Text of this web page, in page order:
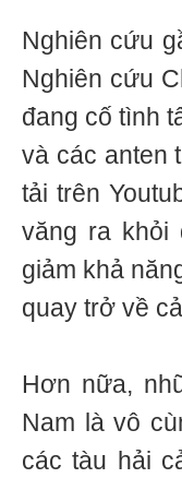
Nghiên cứu
Nghiên cứu
đang cố tình
và các anten
tải trên
văng ra khỏi
giảm khả
quay trở về
Hơn nữa,
Nam là vô
các tàu hải